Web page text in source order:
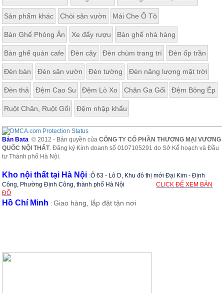
Sản phẩm khác Chòi sân vườn Mái Che Ô Tô
Bàn Ghế Phòng Ăn Xe đẩy rượu Bàn ghế nhà hàng
Bàn ghế quán cafe Đèn cây Đèn chùm trang trí Đèn ốp trần
Đèn bàn Đèn sân vườn Đèn tường Đèn năng lượng mặt trời
Đèn thả Đệm Cao Su Đệm Lò Xo Chăn Ga Gối Đệm Bông Ép
Ruột Chăn, Ruột Gối Đệm nhập khẩu
Bản Bata © 2012 - Bản quyền củaCÔNG TY CỔ PHẦN THƯƠNG MẠI VƯƠNG
QUỐC NỘI THẤT. Đăng ký Kinh doanh số 0107105291 do Sở Kế hoạch và Đầu
tư Thành phố Hà Nội.
Kho nội thất tại Hà Nội :Ô 63 - Lô D, Khu đô thị mới Đại Kim - Định
Công, Phường Định Công, thành phố Hà Nội
CLICK ĐỂ XEM BẢN
ĐỒ
Hồ Chí Minh :Giao hàng, lắp đặt tận nơi